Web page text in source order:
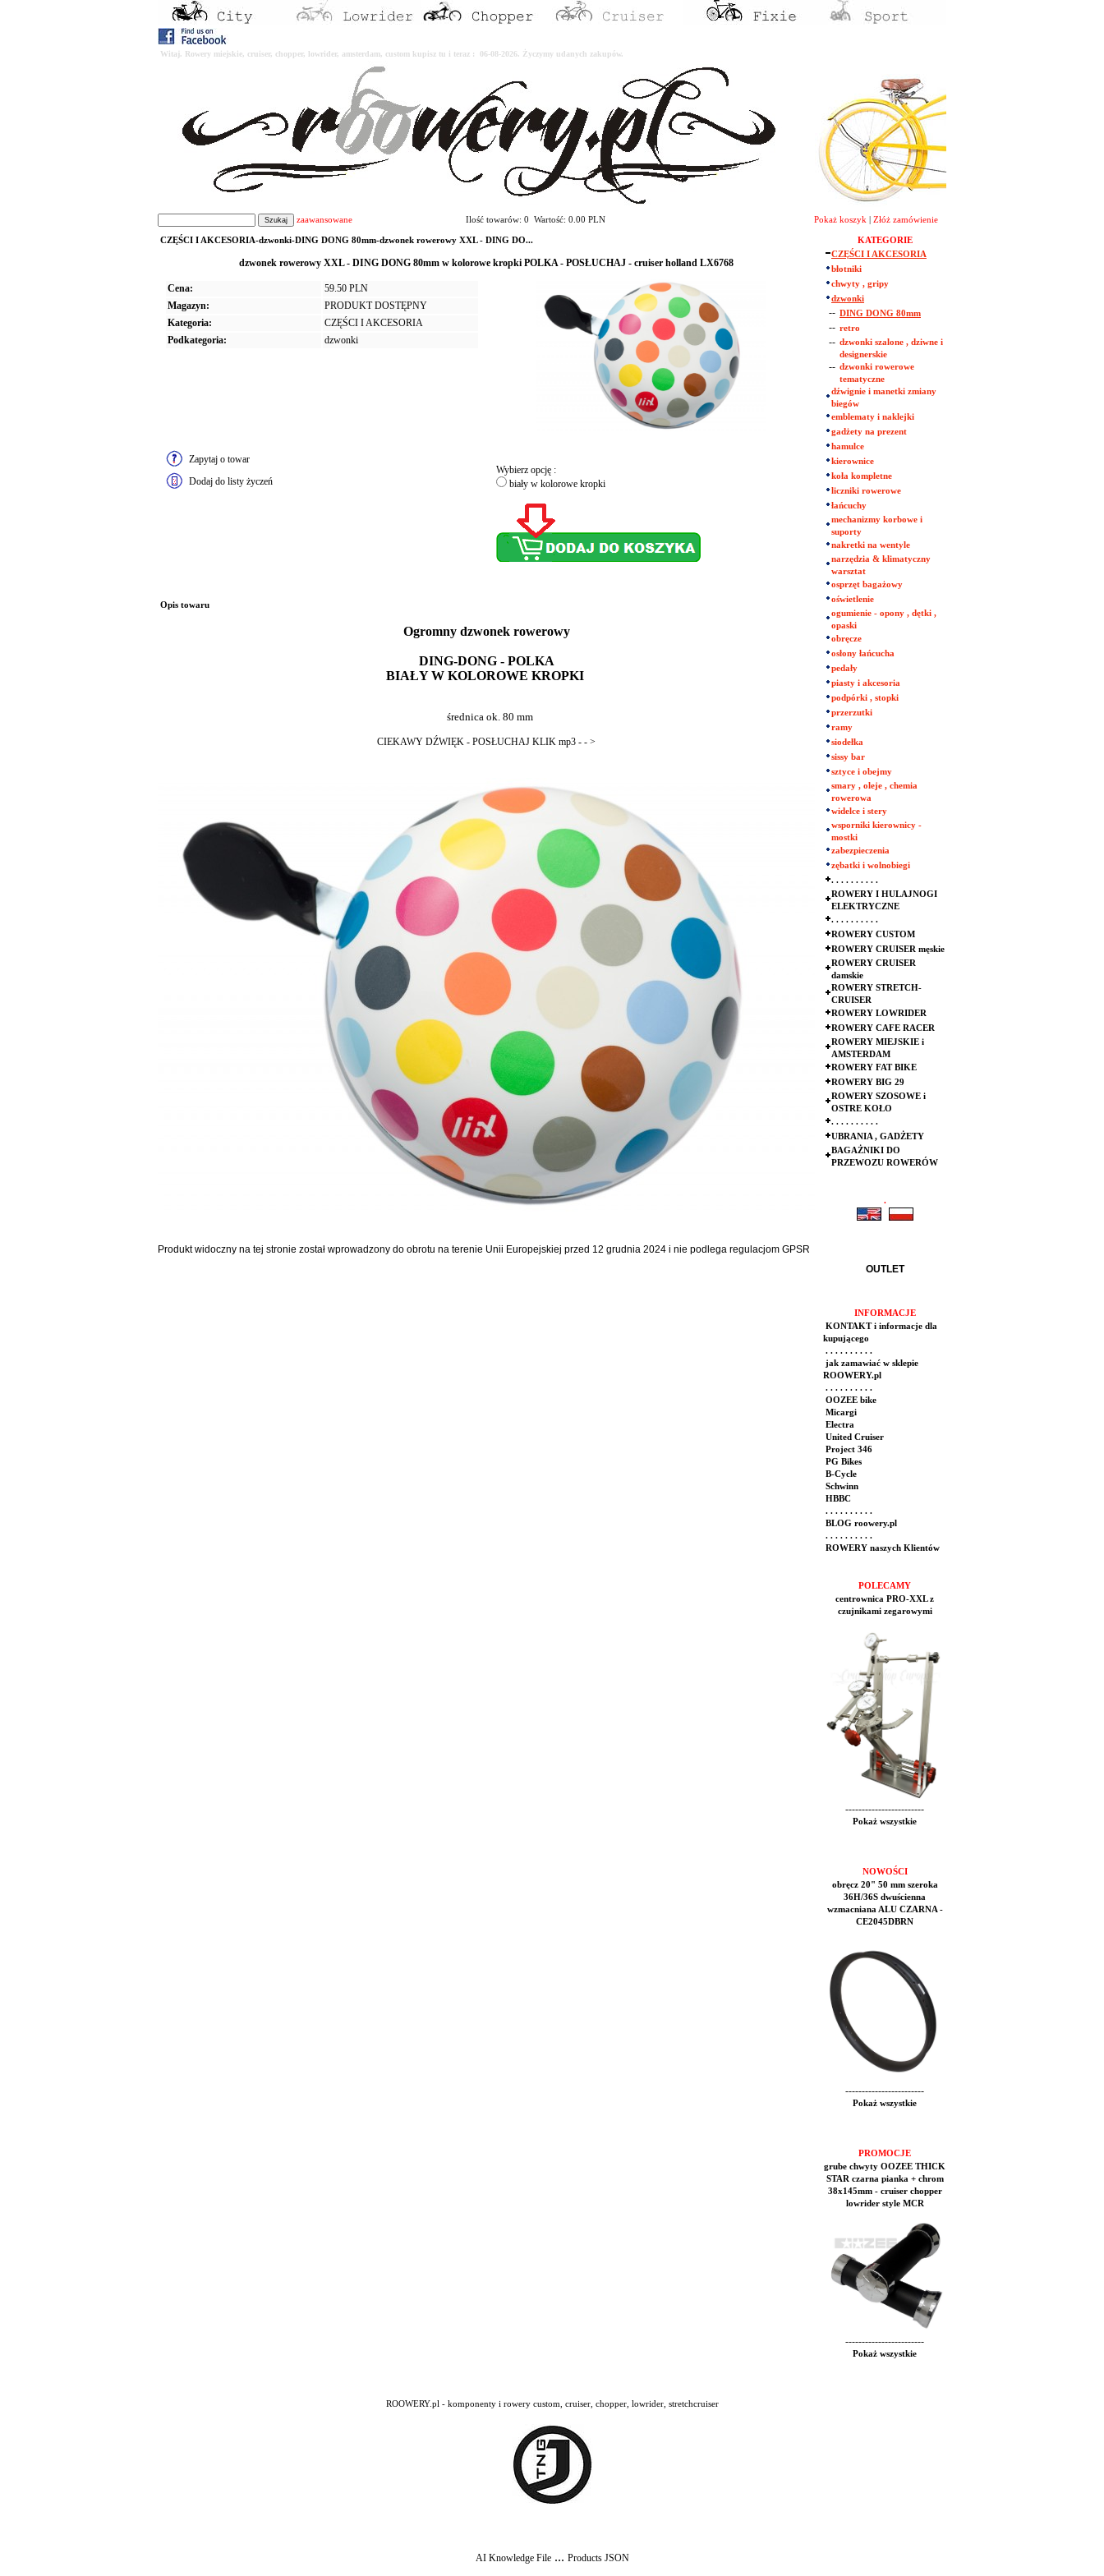
Witaj. Rowery miejskie, cruiser, chopper, lowrider, amsterdam, custom kupisz tu i teraz : 06-08-2026. Życzymy udanych zakupów.
zaawansowane Ilość towarów: 0 Wartość: 0.00 PLN Pokaż koszyk Złóż zamówienie
CZĘŚCI I AKCESORIA-dzwonki-DING DONG 80mm-dzwonek rowerowy XXL - DING DO...
dzwonek rowerowy XXL - DING DONG 80mm w kolorowe kropki POLKA - POSŁUCHAJ - cruiser holland LX6768
Cena:
59.50 PLN
Magazyn:
PRODUKT DOSTĘPNY
Kategoria:
CZĘŚCI I AKCESORIA
Podkategoria:
dzwonki
Zapytaj o towar
Dodaj do listy życzeń
Wybierz opcję :
biały w kolorowe kropki
Opis towaru
Ogromny dzwonek rowerowy
DING-DONG - POLKA
BIAŁY W KOLOROWE KROPKI
średnica ok. 80 mm
CIEKAWY DŹWIĘK - POSŁUCHAJ KLIK mp3 - - >
Produkt widoczny na tej stronie został wprowadzony do obrotu na terenie Unii Europejskiej przed 12 grudnia 2024 i nie podlega regulacjom GPSR
KATEGORIE
CZĘŚCI I AKCESORIA
błotniki
chwyty , gripy
dzwonki
-- DING DONG 80mm
-- retro
-- dzwonki szalone , dziwne i
designerskie
-- dzwonki rowerowe
tematyczne
dźwignie i manetki zmiany
biegów
emblematy i naklejki
gadżety na prezent
hamulce
kierownice
koła kompletne
liczniki rowerowe
łańcuchy
mechanizmy korbowe i
suporty
nakretki na wentyle
narzędzia & klimatyczny
warsztat
osprzęt bagażowy
oświetlenie
ogumienie - opony , dętki ,
opaski
obręcze
osłony łańcucha
pedały
piasty i akcesoria
podpórki , stopki
przerzutki
ramy
siodełka
sissy bar
sztyce i obejmy
smary , oleje , chemia
rowerowa
widelce i stery
wsporniki kierownicy -
mostki
zabezpieczenia
zębatki i wolnobiegi
. . . . . . . . . .
ROWERY I HULAJNOGI
ELEKTRYCZNE
. . . . . . . . . .
ROWERY CUSTOM
ROWERY CRUISER męskie
ROWERY CRUISER
damskie
ROWERY STRETCH-
CRUISER
ROWERY LOWRIDER
ROWERY CAFE RACER
ROWERY MIEJSKIE i
AMSTERDAM
ROWERY FAT BIKE
ROWERY BIG 29
ROWERY SZOSOWE i
OSTRE KOŁO
. . . . . . . . . .
UBRANIA , GADŻETY
BAGAŻNIKI DO
PRZEWOZU ROWERÓW
.
OUTLET
INFORMACJE
KONTAKT i informacje dla
kupującego
. . . . . . . . . .
jak zamawiać w sklepie
ROOWERY.pl
. . . . . . . . . .
OOZEE bike
Micargi
Electra
United Cruiser
Project 346
PG Bikes
B-Cycle
Schwinn
HBBC
. . . . . . . . . .
BLOG roowery.pl
. . . . . . . . . .
ROWERY naszych Klientów
POLECAMY
centrownica PRO-XXL z
czujnikami zegarowymi
------------------------
Pokaż wszystkie
NOWOŚCI
obręcz 20" 50 mm szeroka
36H/36S dwuścienna
wzmacniana ALU CZARNA -
CE2045DBRN
------------------------
Pokaż wszystkie
PROMOCJE
grube chwyty OOZEE THICK
STAR czarna pianka + chrom
38x145mm - cruiser chopper
lowrider style MCR
------------------------
Pokaż wszystkie
ROOWERY.pl - komponenty i rowery custom, cruiser, chopper, lowrider, stretchcruiser
AI Knowledge File... Products JSON